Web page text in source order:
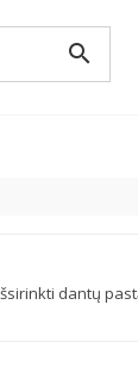
search
dantų